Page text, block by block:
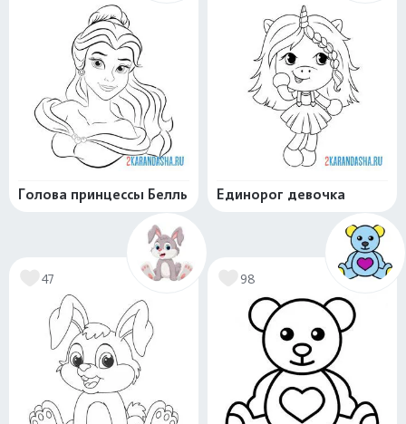
Голова принцессы Белль Единорог девочка
47 98